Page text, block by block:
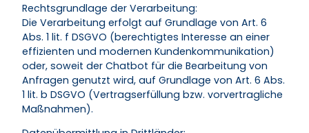
Rechtsgrundlage der Verarbeitung:
Die Verarbeitung erfolgt auf Grundlage von Art. 6
Abs. 1 lit. f DSGVO (berechtigtes Interesse an einer
effizienten und modernen Kundenkommunikation)
oder, soweit der Chatbot für die Bearbeitung von
Anfragen genutzt wird, auf Grundlage von Art. 6 Abs.
1 lit. b DSGVO (Vertragserfüllung bzw. vorvertragliche
Maßnahmen).